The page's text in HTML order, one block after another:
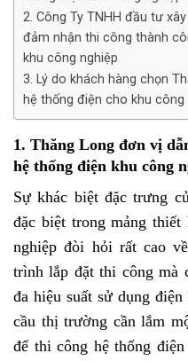
2. Công Ty TNHH đầu tư
đảm nhận thi công thành
khu công nghiệp
3. Lý do khách hàng chọn
hệ thống điện cho khu công
1. Thăng Long đơn vị
hệ thống điện khu công
Sự khác biệt đặc trưng
đặc biệt trong mảng
nghiệp đòi hỏi rất cao
trình lắp đặt thi công mà
đa hiệu suất sử dụng
cầu thị trường cần lắm
để thi công hệ thống